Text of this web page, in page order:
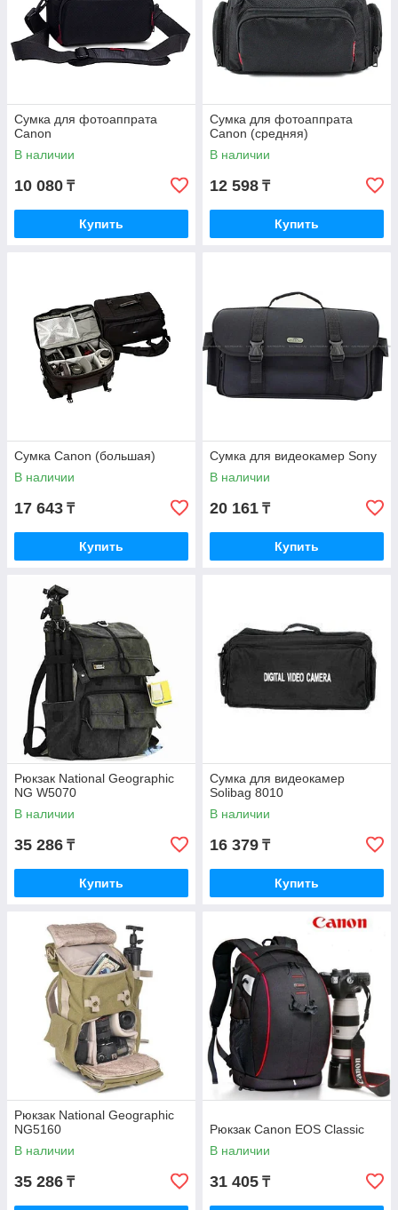
Сумка для фотоаппрата
Canon
В наличии
10 080 ₸
Купить
Сумка для фотоаппрата
Canon (средняя)
В наличии
12 598 ₸
Купить
Сумка Canon (большая)
В наличии
17 643 ₸
Купить
Сумка для видеокамер Sony
В наличии
20 161 ₸
Купить
Рюкзак National Geographic
NG W5070
В наличии
35 286 ₸
Купить
Сумка для видеокамер
Solibag 8010
В наличии
16 379 ₸
Купить
Рюкзак National Geographic
NG5160
В наличии
35 286 ₸
Рюкзак Canon EOS Classic
В наличии
31 405 ₸